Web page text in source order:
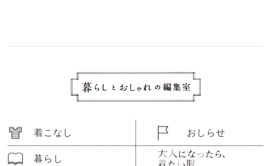
着こなし
暮らし
おしらせ